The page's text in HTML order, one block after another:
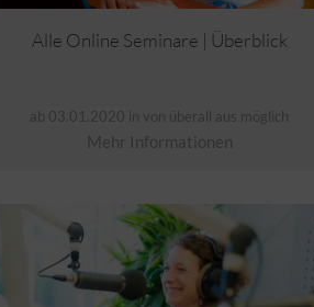
Alle Online Seminare | Überblick
ab 03.01.2020 in von überall aus möglich
Mehr Informationen